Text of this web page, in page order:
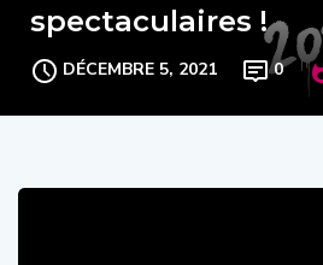
spectaculaires !
DÉCEMBRE 5, 2021 0